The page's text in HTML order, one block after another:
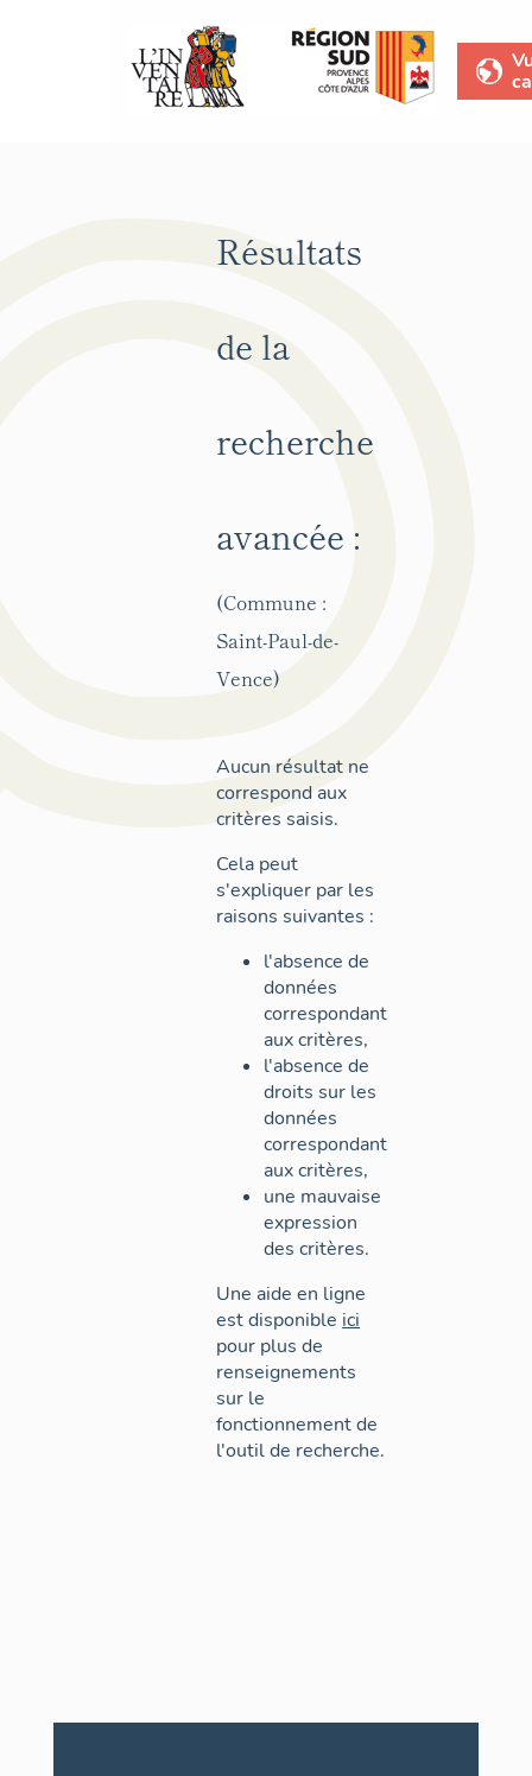
Résultats
de la
recherche
avancée :
(Commune :
Saint-Paul-de-
Vence)
Aucun résultat ne
correspond aux
critères saisis.
Cela peut
s'expliquer par les
raisons suivantes :
l'absence de
données
correspondant
aux critères,
l'absence de
droits sur les
données
correspondant
aux critères,
une mauvaise
expression
des critères.
Une aide en ligne
est disponible ici
pour plus de
renseignements
sur le
fonctionnement de
l'outil de recherche.